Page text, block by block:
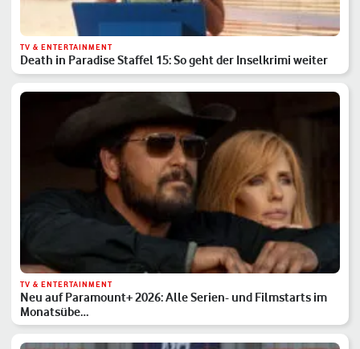
TV & ENTERTAINMENT
Death in Paradise Staffel 15: So geht der Inselkrimi weiter
TV & ENTERTAINMENT
Neu auf Paramount+ 2026: Alle Serien- und Filmstarts im
Monatsübe…